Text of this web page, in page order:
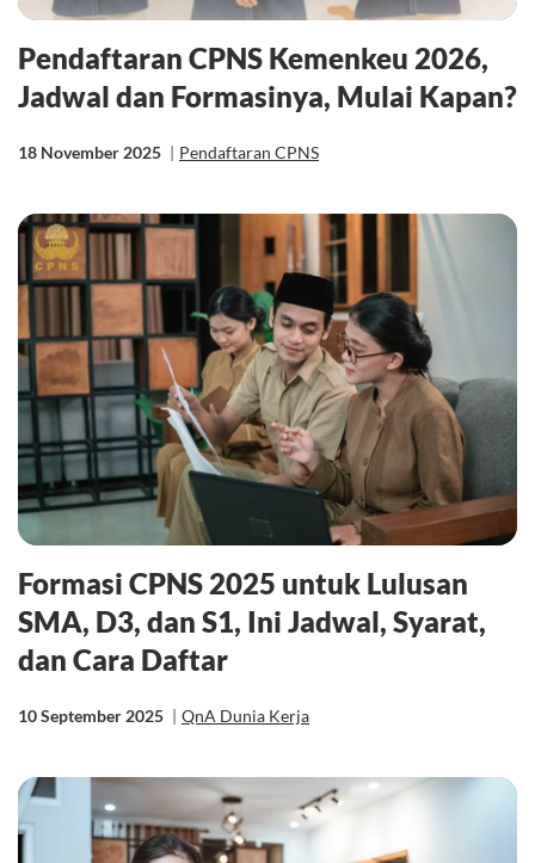
Pendaftaran CPNS Kemenkeu 2026,
Jadwal dan Formasinya, Mulai Kapan?
18 November 2025 | Pendaftaran CPNS
Formasi CPNS 2025 untuk Lulusan
SMA, D3, dan S1, Ini Jadwal, Syarat,
dan Cara Daftar
10 September 2025 | QnA Dunia Kerja